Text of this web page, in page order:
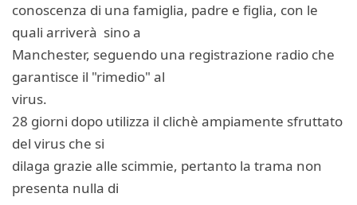
conoscenza di una famiglia, padre e figlia, con le
quali arriverà sino a
Manchester, seguendo una registrazione radio che
garantisce il "rimedio" al
virus.
28 giorni dopo utilizza il clichè ampiamente sfruttato
del virus che si
dilaga grazie alle scimmie, pertanto la trama non
presenta nulla di